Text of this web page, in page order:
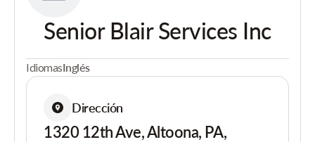
Senior Blair Services Inc
IdiomasInglés
Dirección
1320 12th Ave, Altoona, PA,